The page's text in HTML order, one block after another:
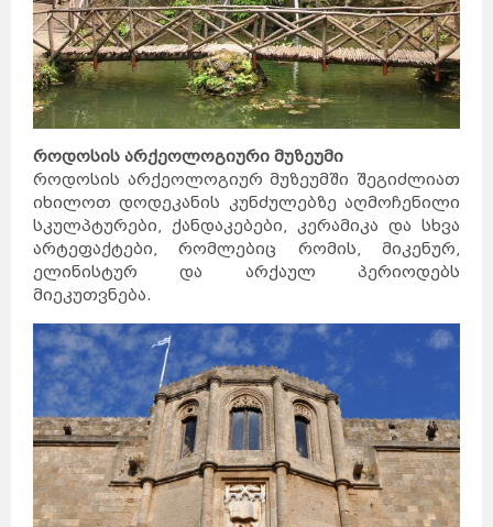
როდოსის არქეოლოგიური მუზეუმი
როდოსის არქეოლოგიურ მუზეუმში შეგიძლიათ
იხილოთ დოდეკანის კუნძულებზე აღმოჩენილი
სკულპტურები, ქანდაკებები, კერამიკა და სხვა
არტეფაქტები, რომლებიც რომის, მიკენურ,
ელინისტურ და არქაულ პერიოდებს
მიეკუთვნება.